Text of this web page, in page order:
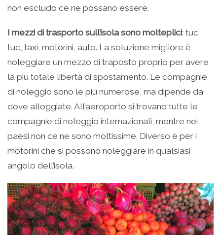
non escludo ce ne possano essere.
I mezzi di trasporto sull’isola sono molteplici: tuc
tuc, taxi, motorini, auto. La soluzione migliore è
noleggiare un mezzo di traposto proprio per avere
la più totale libertà di spostamento. Le compagnie
di noleggio sono le più numerose, ma dipende da
dove alloggiate. All’aeroporto si trovano tutte le
compagnie di noleggio internazionali, mentre nei
paesi non ce ne sono moltissime. Diverso è per i
motorini che si possono noleggiare in qualsiasi
angolo dell’isola.